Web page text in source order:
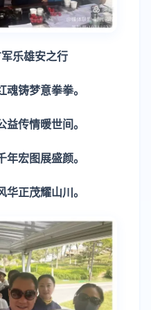
乐雄安之行
铸梦意拳拳。
传情暖世间。
宏图展盛颜。
正茂耀山川。